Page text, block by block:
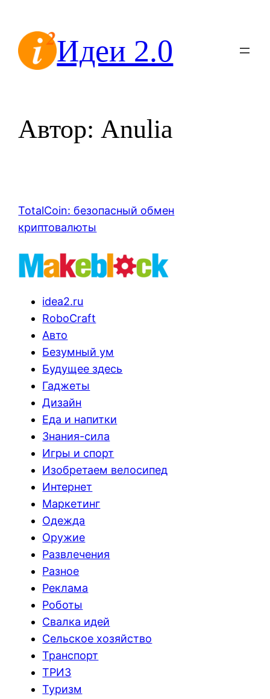
содержимомуИдеи 2.0
Автор:Anulia
TotalCoin: безопасный обмен
криптовалюты
idea2.ru
RoboCraft
Авто
Безумный ум
Будущее здесь
Гаджеты
Дизайн
Еда и напитки
Знания-сила
Игры и спорт
Изобретаем велосипед
Интернет
Маркетинг
Одежда
Оружие
Развлечения
Разное
Реклама
Роботы
Свалка идей
Сельское хозяйство
Транспорт
ТРИЗ
Туризм